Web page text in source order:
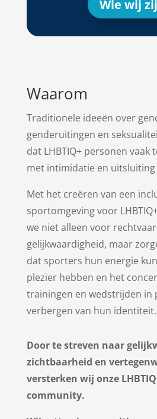
Wie wij
Waarom
Traditionele ideeën over
genderuitingen en
dat LHBTIQ+ personen vaak
met intimidatie en
Met het creëren van een
sportomgeving voor
we niet alleen voor
gelijkwaardigheid, maar
dat sporters hun energie
plezier hebben en het
trainingen en wedstrijden in
verbergen van hun identiteit.
Door te streven naar
zichtbaarheid en
versterken wij onze
community.